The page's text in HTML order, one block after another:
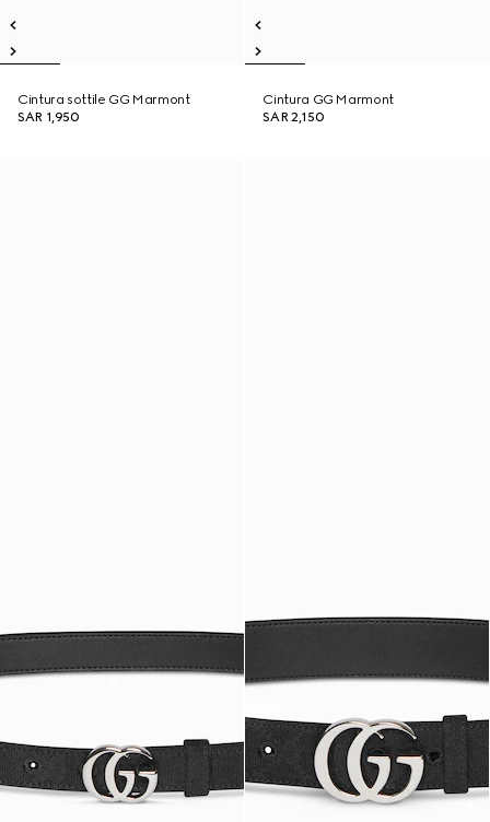
Cintura sottile GG Marmont
SAR 1,950
Cintura GG Marmont
SAR 2,150